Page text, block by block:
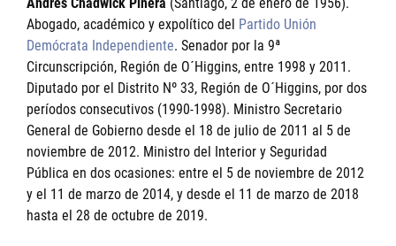
Abogado, académico y expolítico del Partido Unión
Demócrata Independiente. Senador por la 9ª
Circunscripción, Región de O´Higgins, entre 1998 y 2011.
Diputado por el Distrito Nº 33, Región de O´Higgins, por dos
períodos consecutivos (1990-1998). Ministro Secretario
General de Gobierno desde el 18 de julio de 2011 al 5 de
noviembre de 2012. Ministro del Interior y Seguridad
Pública en dos ocasiones: entre el 5 de noviembre de 2012
y el 11 de marzo de 2014, y desde el 11 de marzo de 2018
hasta el 28 de octubre de 2019.